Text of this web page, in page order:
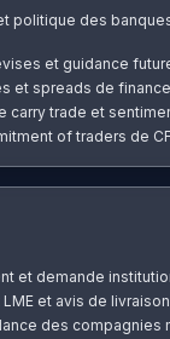
politique des
et guidance
et spreads de
carry trade et
of traders de
et demande
et avis de livraison
des compagnies